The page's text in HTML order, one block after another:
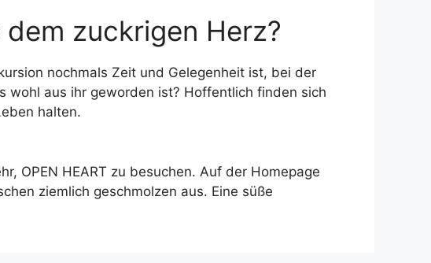
zuckrigen Herz?
nochmals Zeit und Gelegenheit ist, bei der
wohl aus ihr geworden ist? Hoffentlich finden sich
halten.
OPEN HEART zu besuchen. Auf der Homepage
ziemlich geschmolzen aus. Eine süße